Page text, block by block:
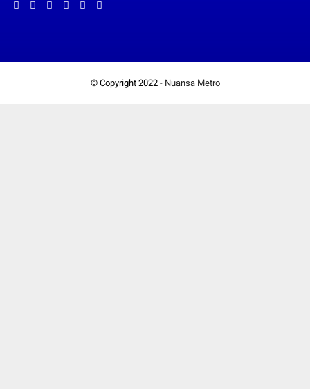
© Copyright 2022 - Nuansa Metro